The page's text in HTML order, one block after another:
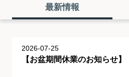
最新情報
2026-07-25
【お盆期間休業のお知らせ】